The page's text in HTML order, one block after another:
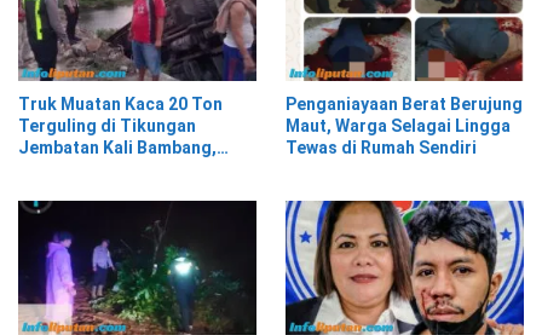
Truk Muatan Kaca 20 Ton
Terguling di Tikungan
Jembatan Kali Bambang,
Penganiayaan Berat Berujung
Maut, Warga Selagai Lingga
Tewas di Rumah Sendiri